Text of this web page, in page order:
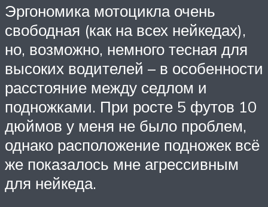
Эргономика мотоцикла очень
свободная (как на всех нейкедах),
но, возможно, немного тесная для
высоких водителей – в особенности
расстояние между седлом и
подножками. При росте 5 футов 10
дюймов у меня не было проблем,
однако расположение подножек всё
же показалось мне агрессивным
для нейкеда.